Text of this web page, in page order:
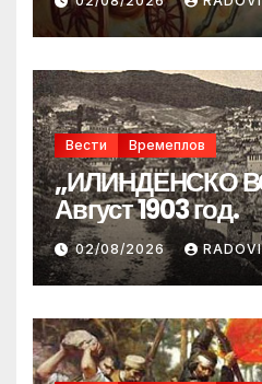
Вести Времеплов
„ИЛИНДЕНСКО
Август 1903 год.
02/08/2026